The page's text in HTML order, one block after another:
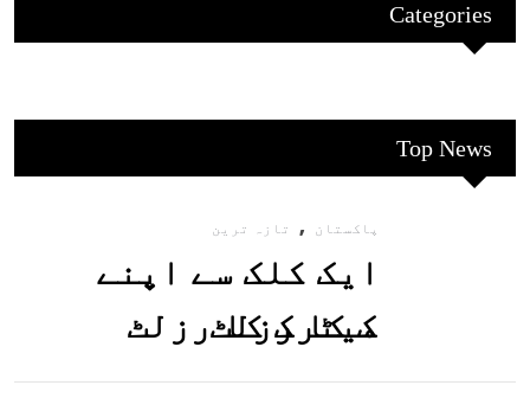
Categories
Top News
پاکستان , تازہ ترین
ایک کلک سے اپنے
میٹرک کا رزلٹ
معلوم کریں